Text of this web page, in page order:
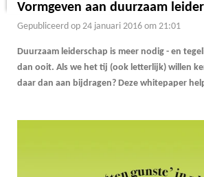
Vormgeven aan duurzaam
Gepubliceerd op 24 januari 2016 om 21:01
Duurzaam leiderschap is meer nodig - en
dan ooit. Als we het tij (ook letterlijk) willen
daar dan aan bijdragen? Deze whitepaper